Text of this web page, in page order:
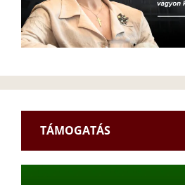
TÁMOGATÁS